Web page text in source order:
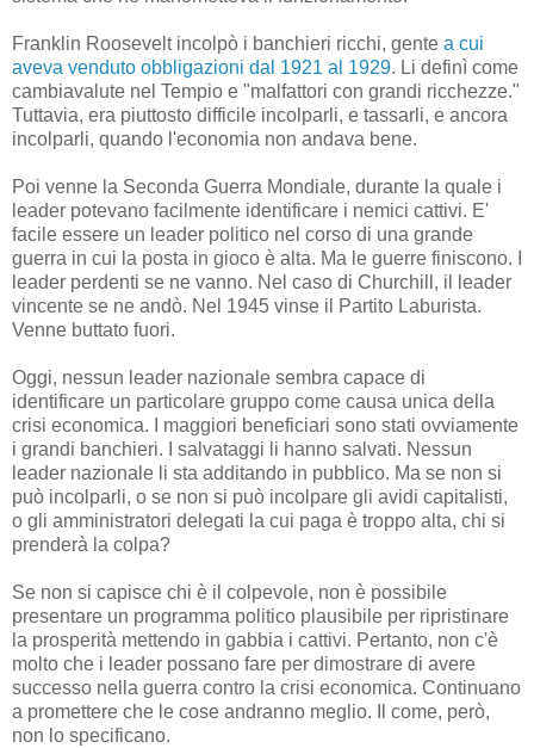
Franklin Roosevelt incolpò i banchieri ricchi, gente a cui
aveva venduto obbligazioni dal 1921 al 1929. Li definì come
cambiavalute nel Tempio e "malfattori con grandi ricchezze."
Tuttavia, era piuttosto difficile incolparli, e tassarli, e ancora
incolparli, quando l'economia non andava bene.
Poi venne la Seconda Guerra Mondiale, durante la quale i
leader potevano facilmente identificare i nemici cattivi. E'
facile essere un leader politico nel corso di una grande
guerra in cui la posta in gioco è alta. Ma le guerre finiscono. I
leader perdenti se ne vanno. Nel caso di Churchill, il leader
vincente se ne andò. Nel 1945 vinse il Partito Laburista.
Venne buttato fuori.
Oggi, nessun leader nazionale sembra capace di
identificare un particolare gruppo come causa unica della
crisi economica. I maggiori beneficiari sono stati ovviamente
i grandi banchieri. I salvataggi li hanno salvati. Nessun
leader nazionale li sta additando in pubblico. Ma se non si
può incolparli, o se non si può incolpare gli avidi capitalisti,
o gli amministratori delegati la cui paga è troppo alta, chi si
prenderà la colpa?
Se non si capisce chi è il colpevole, non è possibile
presentare un programma politico plausibile per ripristinare
la prosperità mettendo in gabbia i cattivi. Pertanto, non c'è
molto che i leader possano fare per dimostrare di avere
successo nella guerra contro la crisi economica. Continuano
a promettere che le cose andranno meglio. Il come, però,
non lo specificano.